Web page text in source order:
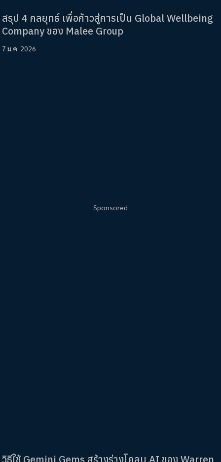
สรุป 4 กลยุทธ์ เพื่อก้าวสู่การเป็น Global Wellbeing
Company ของ Malee Group
7 ม.ค. 2026
Sponsored